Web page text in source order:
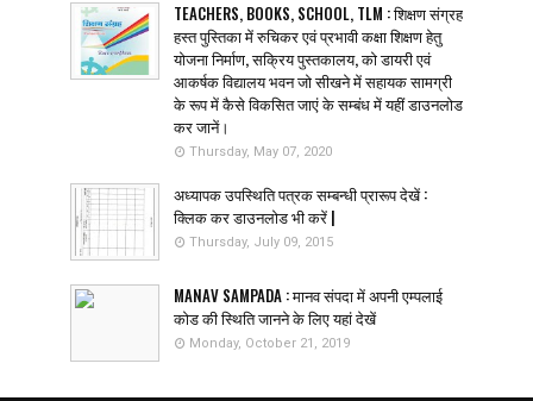
TEACHERS, BOOKS, SCHOOL, TLM : शिक्षण संग्रह
हस्त पुस्तिका में रुचिकर एवं प्रभावी कक्षा शिक्षण हेतु
योजना निर्माण, सक्रिय पुस्तकालय, को डायरी एवं
आकर्षक विद्यालय भवन जो सीखने में सहायक सामग्री
के रूप में कैसे विकसित जाएं के सम्बंध में यहीं डाउनलोड
कर जानें।
Thursday, May 07, 2020
अध्यापक उपस्थिति पत्रक सम्बन्धी प्रारूप देखें :
क्लिक कर डाउनलोड भी करें |
Thursday, July 09, 2015
MANAV SAMPADA : मानव संपदा में अपनी एम्पलाई
कोड की स्थिति जानने के लिए यहां देखें
Monday, October 21, 2019